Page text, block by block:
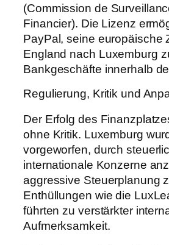
(Commission de
Financier). Die Lizenz
PayPal, seine europäische
England nach Luxemburg
Bankgeschäfte innerhalb
Regulierung, Kritik und
Der Erfolg des
ohne Kritik. Luxemburg
vorgeworfen, durch
internationale Konzerne
aggressive Steuerplanung
Enthüllungen wie die
führten zu verstärkter
Aufmerksamkeit.